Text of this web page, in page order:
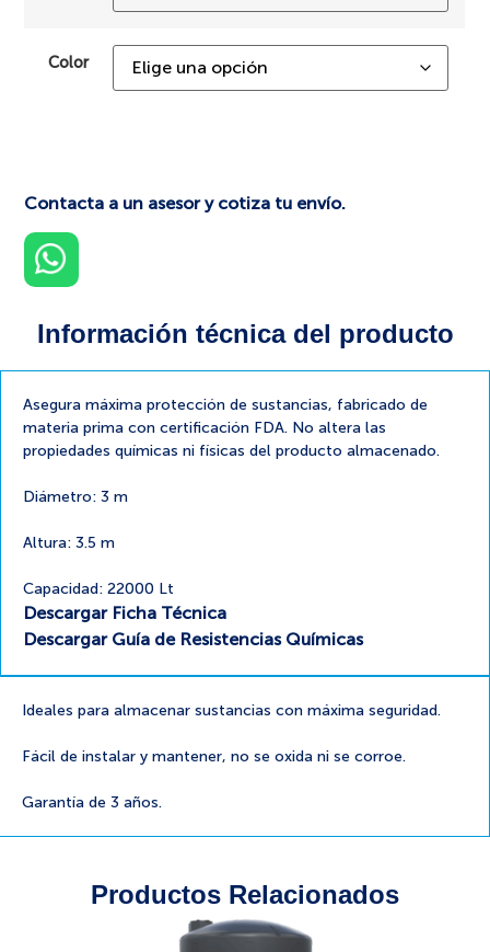
Color
Contacta a un asesor y cotiza tu envío.
Información técnica del producto
Asegura máxima protección de sustancias, fabricado de
materia prima con certificación FDA. No altera las
propiedades químicas ni físicas del producto almacenado.
Diámetro: 3 m
Altura: 3.5 m
Capacidad: 22000 Lt
Descargar Ficha Técnica
Descargar Guía de Resistencias Químicas
Ideales para almacenar sustancias con máxima seguridad.
Fácil de instalar y mantener, no se oxida ni se corroe.
Garantía de 3 años.
Productos Relacionados